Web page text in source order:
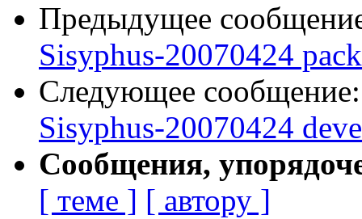
Предыдущее
Sisyphus-20070424
Следующее
Sisyphus-20070424
Сообщения,
[ теме ] [ автору ]